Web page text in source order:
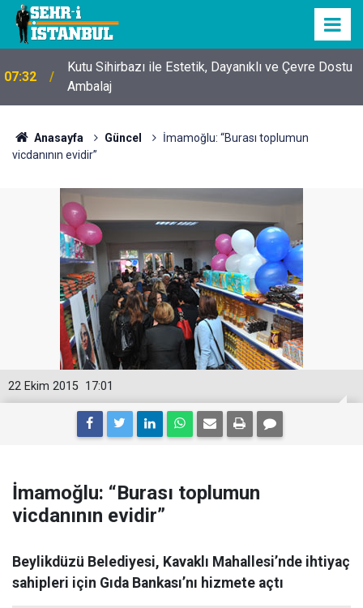
07:32
Kutu Sihirbazı ile Estetik, Dayanıklı ve Çevre Dostu
Ambalaj
Anasayfa Güncel
İmamoğlu: “Burası toplumun
vicdanının evidir”
17:01
22 Ekim 2015
İmamoğlu: “Burası toplumun
vicdanının evidir”
Beylikdüzü Belediyesi, Kavaklı Mahallesi’nde ihtiyaç
sahipleri için Gıda Bankası’nı hizmete açtı